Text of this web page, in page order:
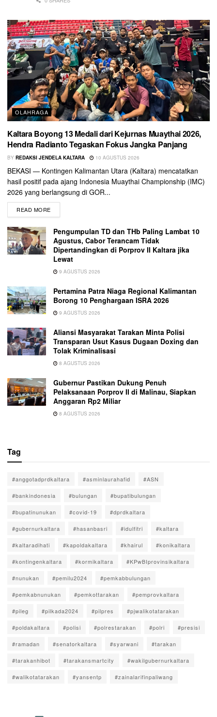
OLAHRAGA
Kaltara Boyong 13 Medali dari Kejurnas Muaythai 2026,
Hendra Radianto Tegaskan Fokus Jangka Panjang
BY REDAKSI JENDELA KALTARA 10 AGUSTUS 2026
BEKASI — Kontingen Kalimantan Utara (Kaltara) mencatatkan
hasil positif pada ajang Indonesia Muaythai Championship (IMC)
2026 yang berlangsung di GOR...
READ MORE
Pengumpulan TD dan THb Paling Lambat 10
Agustus, Cabor Terancam Tidak
Dipertandingkan di Porprov II Kaltara jika
Lewat
9 AGUSTUS 2026
Pertamina Patra Niaga Regional Kalimantan
Borong 10 Penghargaan ISRA 2026
9 AGUSTUS 2026
Aliansi Masyarakat Tarakan Minta Polisi
Transparan Usut Kasus Dugaan Doxing dan
Tolak Kriminalisasi
8 AGUSTUS 2026
Gubernur Pastikan Dukung Penuh
Pelaksanaan Porprov II di Malinau, Siapkan
Anggaran Rp2 Miliar
8 AGUSTUS 2026
Tag
#anggotadprdkaltara #asminlaurahafid #ASN
#bankindonesia #bulungan #bupatibulungan
#bupatinunukan #covid-19 #dprdkaltara
#gubernurkaltara #hasanbasri #idulfitri #kaltara
#kaltaradihati #kapoldakaltara #khairul #konikaltara
#kontingenkaltara #kormikaltara #KPwBIprovinsikaltara
#nunukan #pemilu2024 #pemkabbulungan
#pemkabnunukan #pemkottarakan #pemprovkaltara
#pileg #pilkada2024 #pilpres #pjwalikotatarakan
#poldakaltara #polisi #polrestarakan #polri #presisi
#ramadan #senatorkaltara #syarwani #tarakan
#tarakanhibot #tarakansmartcity #wakilgubernurkaltara
#walikotatarakan #yansentp #zainalarifinpaliwang